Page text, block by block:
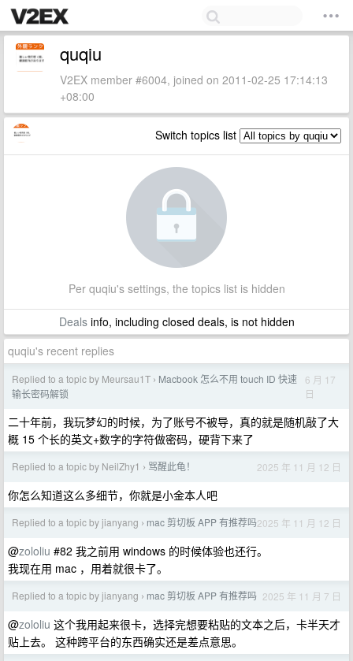
quqiu
V2EX member #6004, joined on 2011-02-25 17:14:13
+08:00
Switch topics list
Per quqiu's settings, the topics list is hidden
Dealsinfo, including closed deals, is not hidden
quqiu's recent replies
Replied to a topic by Meursau1T › Macbook 怎么不用 touch ID 快速
输长密码解锁
6 月 17
日
二十年前，我玩梦幻的时候，为了账号不被导，真的就是随机敲了大
概 15 个长的英文+数字的字符做密码，硬背下来了
Replied to a topic by NeilZhy1 › 骂醒此龟！ 2025 年 11 月 12 日
你怎么知道这么多细节，你就是小金本人吧
Replied to a topic by jianyang › mac 剪切板 APP 有推荐吗2025 年 11 月 12 日
@zololiu #82 我之前用 windows 的时候体验也还行。
我现在用 mac ，用着就很卡了。
Replied to a topic by jianyang › mac 剪切板 APP 有推荐吗 2025 年 11 月 7 日
@zololiu 这个我用起来很卡，选择完想要粘贴的文本之后，卡半天才
贴上去。 这种跨平台的东西确实还是差点意思。